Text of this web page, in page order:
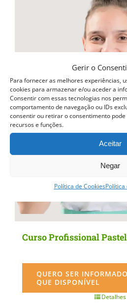
Gerir o
Para fornecer as melhores experiências,
cookies para armazenar e/ou aceder a
Consentir com essas tecnologias nos
comportamento de navegação ou IDs
consentir ou retirar o consentimento
recursos e funções.
Aceitar
Negar
Política de CookiesPolítica
be
chosen
on
the
Curso Profissional
QUERO SER
QUE DISPONÍVEL
Detalhes